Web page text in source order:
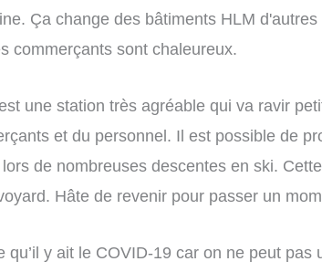
Ça change des bâtiments HLM
commerçants sont chaleureux.
une station très agréable qui va ravir
et du personnel. Il est possible de
de nombreuses descentes en ski.
Hâte de revenir pour passer un
qu’il y ait le COVID-19 car on ne peut pas